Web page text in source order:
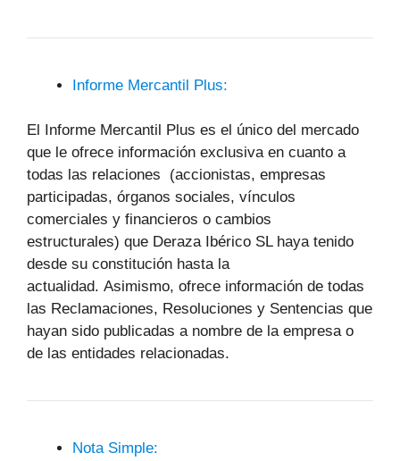
Informe Mercantil Plus:
El Informe Mercantil Plus es el único del mercado
que le ofrece información exclusiva en cuanto a
todas las relaciones (accionistas, empresas
participadas, órganos sociales, vínculos
comerciales y financieros o cambios
estructurales) que Deraza Ibérico SL haya tenido
desde su constitución hasta la
actualidad. Asimismo, ofrece información de todas
las Reclamaciones, Resoluciones y Sentencias que
hayan sido publicadas a nombre de la empresa o
de las entidades relacionadas.
Nota Simple: